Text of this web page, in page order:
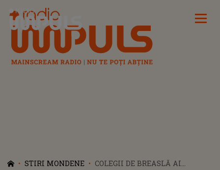
Radio Impuls
STIRI MONDENE
COLEGII DE BREASLĂ AI